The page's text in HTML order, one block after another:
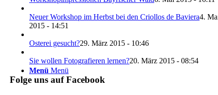
Menü Menü
Neuer Workshop im Herbst bei den Criollos de Baviera4.
2015 - 14:51
Osterei gesucht?29. März 2015 - 10:46
Sie wollen Fotografieren lernen?20. März 2015 - 08:54
Folge uns auf Facebook